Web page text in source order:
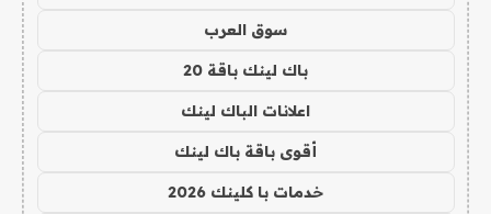
سوق العرب
باك لينك باقة 20
اعلانات الباك لينك
أقوى باقة باك لينك
خدمات با كلينك 2026